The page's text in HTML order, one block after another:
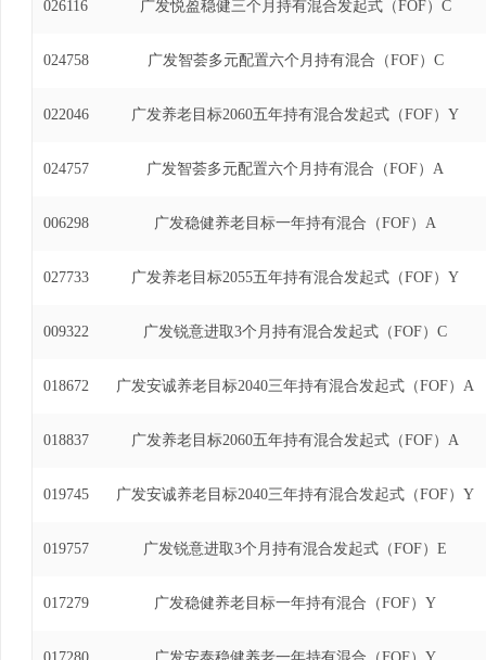
026116 广发悦盈稳健三个月持有混合发起式（FOF）C
024758 广发智荟多元配置六个月持有混合（FOF）C
022046 广发养老目标2060五年持有混合发起式（FOF）Y
024757 广发智荟多元配置六个月持有混合（FOF）A
006298 广发稳健养老目标一年持有混合（FOF）A
027733 广发养老目标2055五年持有混合发起式（FOF）Y
009322 广发锐意进取3个月持有混合发起式（FOF）C
018672 广发安诚养老目标2040三年持有混合发起式（FOF）A
018837 广发养老目标2060五年持有混合发起式（FOF）A
019745 广发安诚养老目标2040三年持有混合发起式（FOF）Y
019757 广发锐意进取3个月持有混合发起式（FOF）E
017279 广发稳健养老目标一年持有混合（FOF）Y